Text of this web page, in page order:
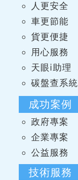
人更安全
車更節能
貨更便捷
用心服務
天眼i助理
碳盤查系統
成功案例
政府專案
企業專案
公益服務
技術服務